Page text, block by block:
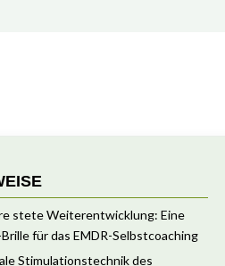
stete Weiterentwicklung: Eine
für das EMDR-Selbstcoaching
Stimulationstechnik des